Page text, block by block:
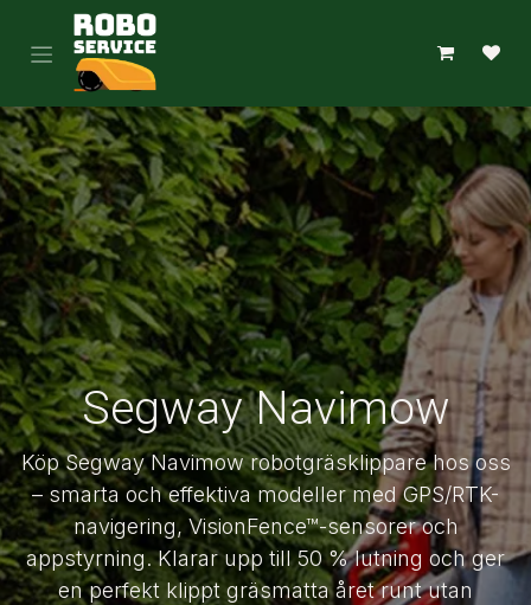
Hoppa till innehåll
Segway Navimow
Köp Segway Navimow robotgräsklippare hos oss
– smarta och effektiva modeller med GPS/RTK-
navigering, VisionFence™-sensorer och
appstyrning. Klarar upp till 50 % lutning och ger
en perfekt klippt gräsmatta året runt utan